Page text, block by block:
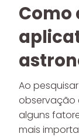
Como
Ao
observação
alguns
mais